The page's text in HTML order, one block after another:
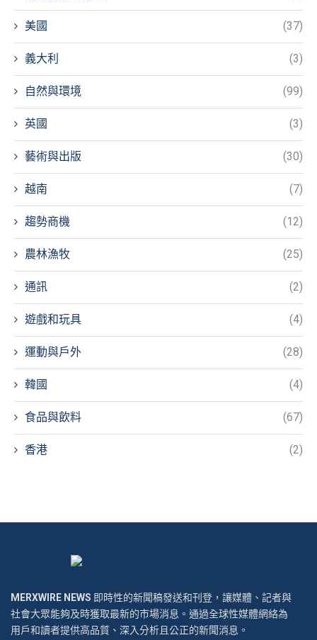
美國 (37)
義大利 (3)
自然與環境 (99)
英國 (3)
藝術與出版 (30)
越南 (7)
趨勢商機 (12)
農林漁牧 (25)
通訊 (2)
遊戲和玩具 (4)
運動與戶外 (28)
韓國 (4)
食品與飲料 (67)
香港 (2)
MERXWIRE NEWS 即時性的新聞稿發送和刊登，讓媒體、記者與
社會大眾能夠及時獲取最新的市場消息。通過全球性媒體網絡為
用戶和讀者提供高品質、深入分析且公正的新聞消息。